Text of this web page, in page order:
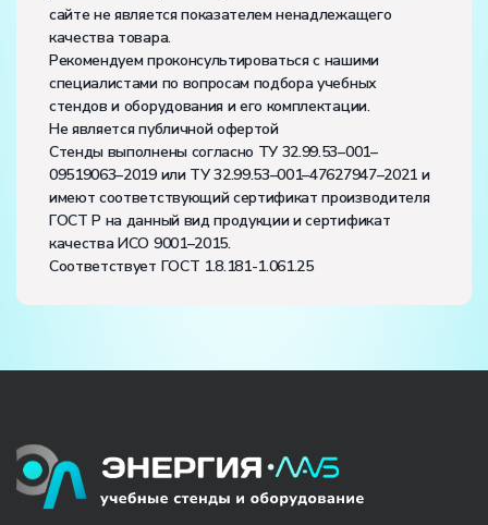
сайте не является показателем ненадлежащего
качества товара.
Рекомендуем проконсультироваться с нашими
специалистами по вопросам подбора учебных
стендов и оборудования и его комплектации.
Не является публичной офертой
Стенды выполнены согласно ТУ 32.99.53–001–
09519063–2019 или ТУ 32.99.53–001–47627947–2021 и
имеют соответствующий сертификат производителя
ГОСТ Р на данный вид продукции и сертификат
качества ИСО 9001–2015.
Соответствует ГОСТ 1.8.181-1.061.25